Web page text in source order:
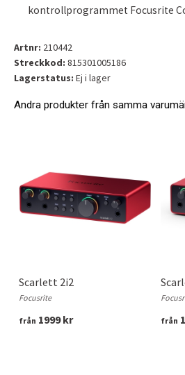
kontrollprogrammet Focusrite
Artnr: 210442
Streckkod: 815301005186
Lagerstatus: Ej i lager
Andra produkter från samma
Scarlett 2i2
Focusrite
från 1999 kr från